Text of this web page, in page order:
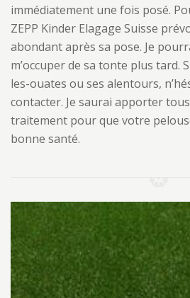
immédiatement une fois posé.
ZEPP Kinder Elagage Suisse
abondant après sa pose. Je
m’occuper de sa tonte plus tard.
les-ouates ou ses alentours,
contacter. Je saurai apporter
traitement pour que votre
bonne santé.